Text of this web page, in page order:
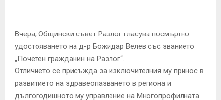
U
Вчера, Общински съвет Разлог гласува посмъртно
удостояването на д-р Божидар Велев със званието
„Почетен гражданин на Разлог“.
Отличието се присъжда за изключителния му принос в
развитието на здравеопазването в региона и
дългогодишното му управление на Многопрофилната